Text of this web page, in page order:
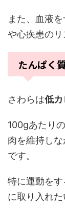
また、血液
や心疾患のリ
たんぱく
さわらは低カ
100gあたり
肉を維持し
です。
特に運動を
に取り入れた